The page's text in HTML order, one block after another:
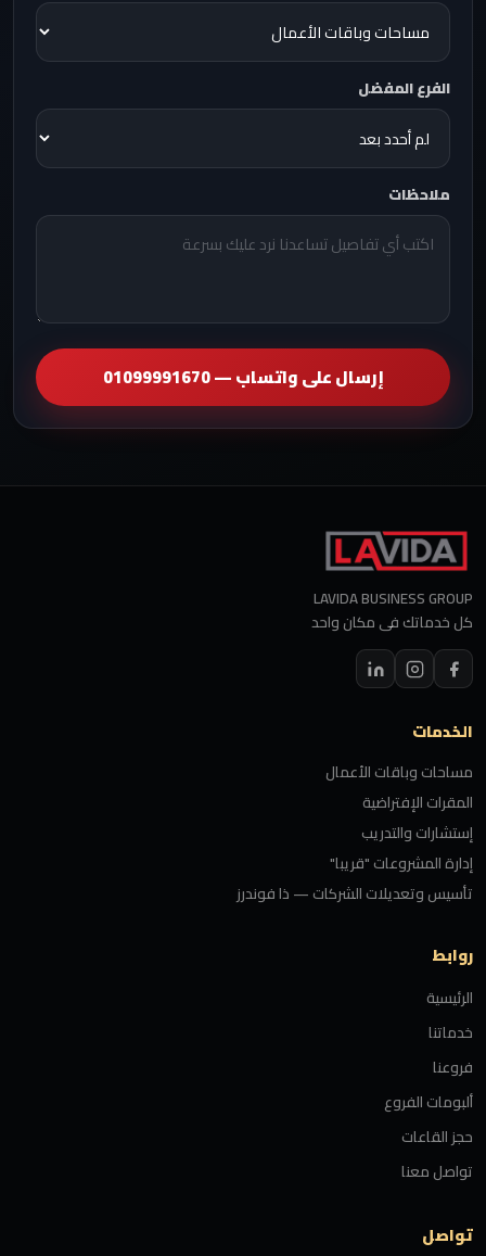
الفرع المفضل
ملاحظات
إرسال على واتساب — 01099991670
LAVIDA BUSINESS GROUP
كل خدماتك فى مكان واحد
الخدمات
مساحات وباقات الأعمال
المقرات الإفتراضية
إستشارات والتدريب
إدارة المشروعات "قريبا"
تأسيس وتعديلات الشركات — ذا فوندرز
روابط
الرئيسية
خدماتنا
فروعنا
ألبومات الفروع
حجز القاعات
تواصل معنا
تواصل